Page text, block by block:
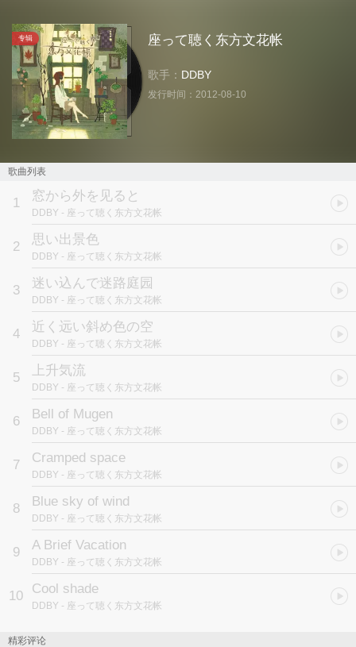
专辑 座って聴く东方文花帐
歌手： DDBY
发行时间： 2012-08-10
歌曲列表
1 窓から外を见ると
DDBY - 座って聴く东方文花帐
2 思い出景色
DDBY - 座って聴く东方文花帐
3 迷い込んで迷路庭园
DDBY - 座って聴く东方文花帐
4 近く远い斜め色の空
DDBY - 座って聴く东方文花帐
5 上升気流
DDBY - 座って聴く东方文花帐
6 Bell of Mugen
DDBY - 座って聴く东方文花帐
7 Cramped space
DDBY - 座って聴く东方文花帐
8 Blue sky of wind
DDBY - 座って聴く东方文花帐
9 A Brief Vacation
DDBY - 座って聴く东方文花帐
10 Cool shade
DDBY - 座って聴く东方文花帐
精彩评论